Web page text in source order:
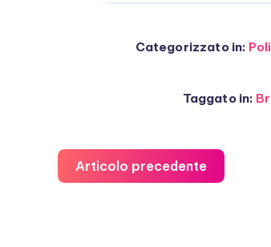
Categorizzato in:
Taggato in:
Articolo precedente